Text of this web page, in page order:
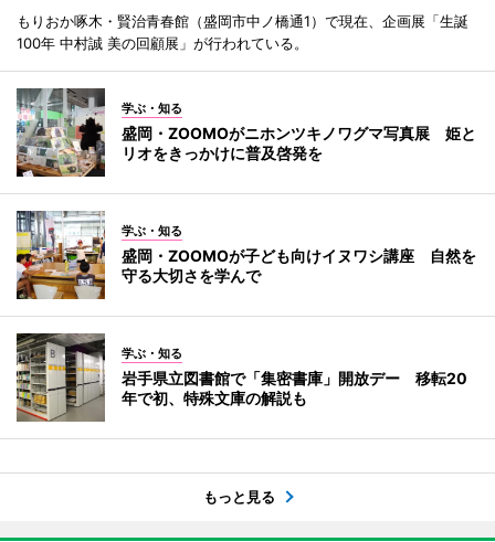
もりおか啄木・賢治青春館（盛岡市中ノ橋通1）で現在、企画展「生誕
100年 中村誠 美の回顧展」が行われている。
学ぶ・知る
盛岡・ZOOMOがニホンツキノワグマ写真展 姫と
リオをきっかけに普及啓発を
学ぶ・知る
盛岡・ZOOMOが子ども向けイヌワシ講座 自然を
守る大切さを学んで
学ぶ・知る
岩手県立図書館で「集密書庫」開放デー 移転20
年で初、特殊文庫の解説も
もっと見る